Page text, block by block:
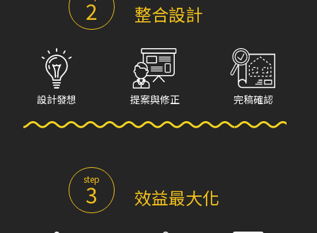
2 整合設計
設計發想 提案與修正 完稿確認
step
3 效益最大化